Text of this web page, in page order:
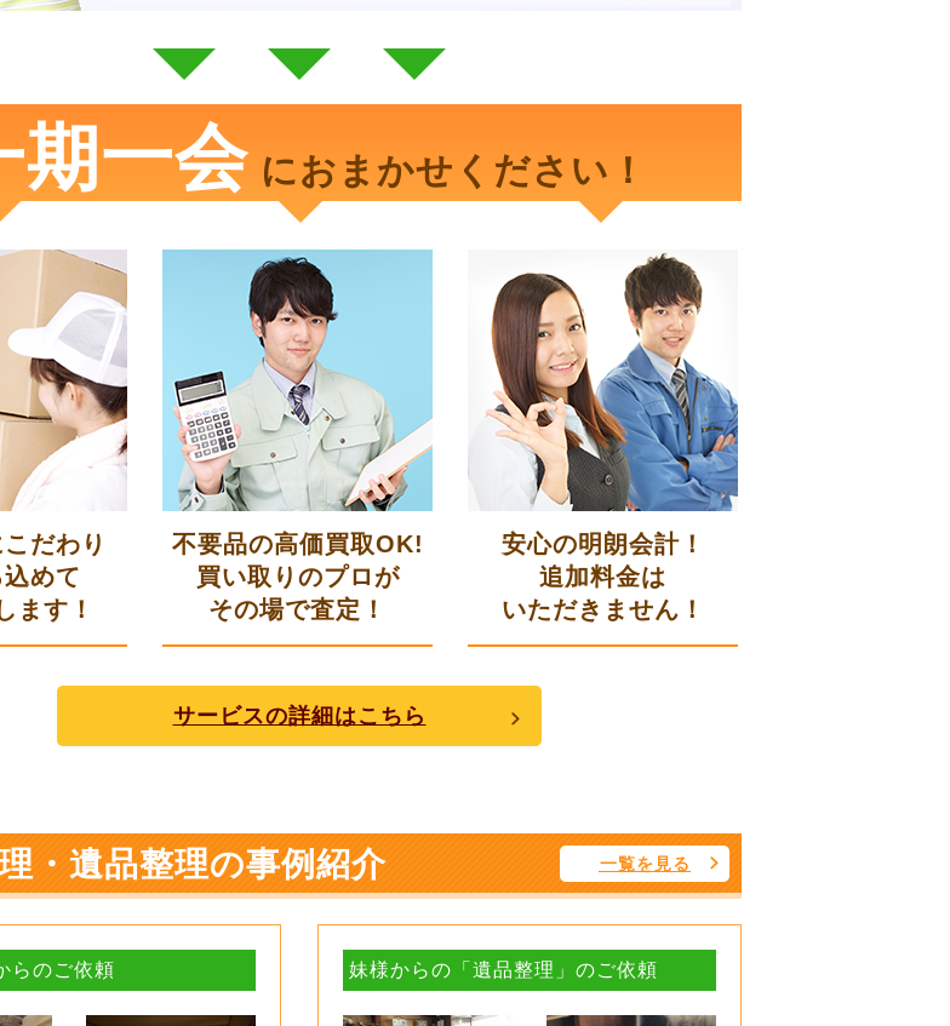
期一会 におまかせください！
こだわり
めて
ます！
不要品の高価買取OK!
買い取りのプロが
その場で査定！
安心の明朗会計！
追加料金は
いただきません！
サービスの詳細はこちら
・遺品整理の事例紹介 一覧を見る
らのご依頼 妹様からの「遺品整理」のご依頼